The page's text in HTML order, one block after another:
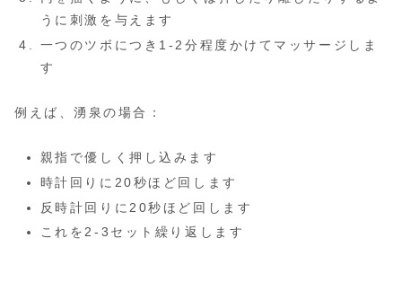
うに刺激を与えます
一つのツボにつき1-2分程度かけてマッサージしま
す
例えば、湧泉の場合：
親指で優しく押し込みます
時計回りに20秒ほど回します
反時計回りに20秒ほど回します
これを2-3セット繰り返します